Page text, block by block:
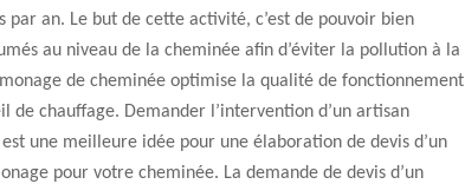
par an. Le but de cette activité, c’est de pouvoir bien
au niveau de la cheminée afin d’éviter la pollution à la
de cheminée optimise la qualité de fonctionnement
de chauffage. Demander l’intervention d’un artisan
une meilleure idée pour une élaboration de devis d’un
pour votre cheminée. La demande de devis d’un